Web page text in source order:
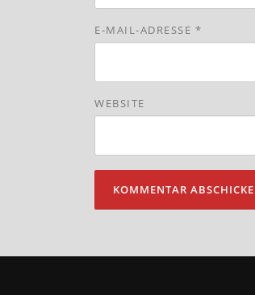
E-MAIL-ADRESSE *
WEBSITE